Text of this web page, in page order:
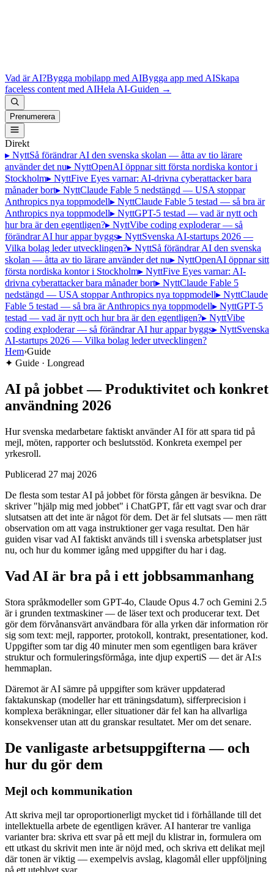
Vad är AI?Bygga mobilapp med AIBygga app med AISkapa
faceless content med AIHela AI-Guiden →
Prenumerera
Direkt
▸ NyttSå förändrar AI den svenska skolan — åtta av tio lärare
använder det nu▸ NyttOpenAI öppnar sitt första nordiska kontor i
Stockholm▸ NyttFive Eyes varnar: AI-drivna cyberattacker bara
månader bort▸ NyttClaude Fable 5 nedstängd — USA stoppar
Anthropics nya toppmodell▸ NyttClaude Fable 5 testad — så bra är
Anthropics nya toppmodell▸ NyttGPT-5 testad — vad är nytt och
hur bra är den egentligen?▸ NyttVibe coding exploderar — så
förändrar AI hur appar byggs▸ NyttSvenska AI-startups 2026 —
Vilka bolag leder utvecklingen?▸ NyttSå förändrar AI den svenska
skolan — åtta av tio lärare använder det nu▸ NyttOpenAI öppnar sitt
första nordiska kontor i Stockholm▸ NyttFive Eyes varnar: AI-
drivna cyberattacker bara månader bort▸ NyttClaude Fable 5
nedstängd — USA stoppar Anthropics nya toppmodell▸ NyttClaude
Fable 5 testad — så bra är Anthropics nya toppmodell▸ NyttGPT-5
testad — vad är nytt och hur bra är den egentligen?▸ NyttVibe
coding exploderar — så förändrar AI hur appar byggs▸ NyttSvenska
AI-startups 2026 — Vilka bolag leder utvecklingen?
Hem›Guide
✦ Guide · Longread
AI på jobbet — Produktivitet och konkret
användning 2026
Hur svenska medarbetare faktiskt använder AI för att spara tid på
mejl, möten, rapporter och beslutsstöd. Konkreta exempel per
yrkesroll.
Publicerad 27 maj 2026
De flesta som testar AI på jobbet för första gången är besvikna. De
skriver "hjälp mig med jobbet" i ChatGPT, får ett vagt svar och drar
slutsatsen att det inte är något för dem. Det är fel slutsats — men rätt
observation om att vaga instruktioner ger vaga resultat. Den här
guiden visar vad AI faktiskt används till i svenska arbetsplatser just
nu, och hur du kommer igång med uppgifter du har i dag.
Vad AI är bra på i ett jobbsammanhang
Stora språkmodeller som GPT-4o, Claude Opus 4.7 och Gemini 2.5
är i grunden textmaskiner — de läser text och producerar text. Det
gör dem förvånansvärt användbara för alla yrken där information rör
sig som text: mejl, rapporter, protokoll, kontrakt, presentationer, kod.
Uppgifter som tar dig 40 minuter men som egentligen bara kräver
struktur och formuleringsförmåga, inte djup expertiS — det är AI:s
hemmaplan.
Däremot är AI sämre på uppgifter som kräver uppdaterad
faktakunskap (modeller har ett träningsdatum), sifferprecision i
komplexa beräkningar, eller situationer där fel kan ha allvarliga
konsekvenser utan att du granskar resultatet. Mer om det senare.
De vanligaste arbetsuppgifterna — och
hur du gör dem
Mejl och kommunikation
Att skriva mejl tar oproportionerligt mycket tid i förhållande till det
intellektuella arbete de egentligen kräver. AI hanterar tre vanliga
varianter bra: skriva ett svar på ett mejl du klistrar in, formulera om
ett utkast du skrivit men inte är nöjd med, och skriva ett delikat mejl
där tonen är viktig — exempelvis avslag, klagomål eller uppföljning